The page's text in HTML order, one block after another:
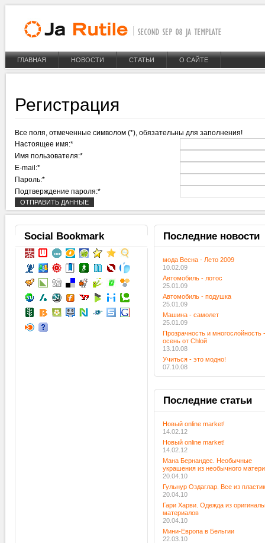
ГЛАВНАЯ НОВОСТИ СТАТЬИ О САЙТЕ
Регистрация
Все поля, отмеченные символом (*), обязательны для заполнения!
Настоящее имя:*
Имя пользователя:*
E-mail:*
Пароль:*
Подтверждение пароля:*
Social Bookmark Последниеновости
мода Весна - Лето 2009
10.02.09
Автомобиль - лотос
25.01.09
Автомобиль - подушка
25.01.09
Машина - самолет
25.01.09
Прозрачность и многослойность -
осень от Chloй
13.10.08
Учиться - это модно!
07.10.08
Последниестатьи
Новый online market!
14.02.12
Новый online market!
14.02.12
Мана Бернандес. Необычные
украшения из необычного
20.04.10
Гульнур Оздаглар. Все из
20.04.10
Гари Харви. Одежда из
материалов
20.04.10
Мини-Европа в Бельгии
22.03.10